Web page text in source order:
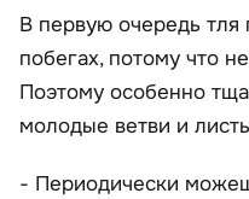
В первую очередь тля
побегах, потому что
Поэтому особенно
молодые ветви и
- Периодически